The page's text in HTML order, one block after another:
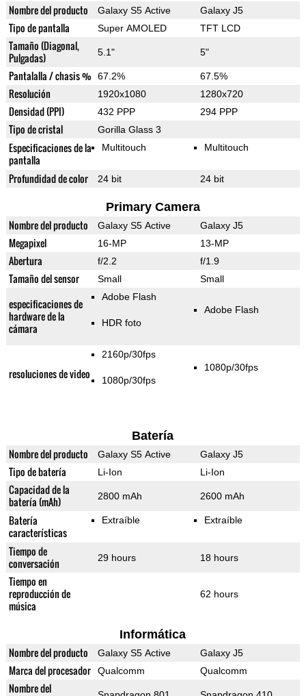
Nombre del producto Galaxy S5 Active Galaxy J5
Tipo de pantalla Super AMOLED TFT LCD
Tamaño (Diagonal,
Pulgadas)
5.1" 5"
Pantalalla / chasis % 67.2% 67.5%
Resolución 1920x1080 1280x720
Densidad (PPI) 432 PPP 294 PPP
Tipo de cristal Gorilla Glass 3
Especificaciones de la
pantalla
Multitouch Multitouch
Profundidad de color 24 bit 24 bit
Primary Camera
Nombre del producto Galaxy S5 Active Galaxy J5
Megapixel 16-MP 13-MP
Abertura f/2.2 f/1.9
Tamaño del sensor Small Small
especificaciones de
hardware de la
cámara
Adobe Flash
HDR foto
Adobe Flash
resoluciones de video
2160p/30fps
1080p/30fps
1080p/30fps
Batería
Nombre del producto Galaxy S5 Active Galaxy J5
Tipo de batería Li-Ion Li-Ion
Capacidad de la
batería (mAh)
2800 mAh 2600 mAh
Batería
características
Extraíble Extraíble
Tiempo de
conversación
29 hours 18 hours
Tiempo en
reproducción de
música
62 hours
Informática
Nombre del producto Galaxy S5 Active Galaxy J5
Marca del procesador Qualcomm Qualcomm
Nombre del